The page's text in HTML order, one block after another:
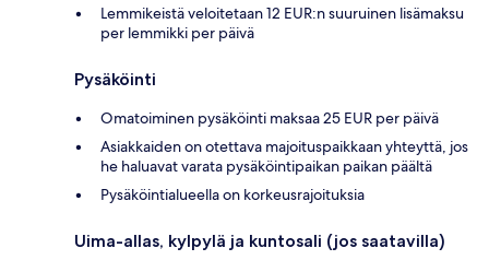
Lemmikeistä veloitetaan 12 EUR:n suuruinen lisämaksu
per lemmikki per päivä
Pysäköinti
Omatoiminen pysäköinti maksaa 25 EUR per päivä
Asiakkaiden on otettava majoituspaikkaan yhteyttä, jos
he haluavat varata pysäköintipaikan paikan päältä
Pysäköintialueella on korkeusrajoituksia
Uima-allas, kylpylä ja kuntosali (jos saatavilla)